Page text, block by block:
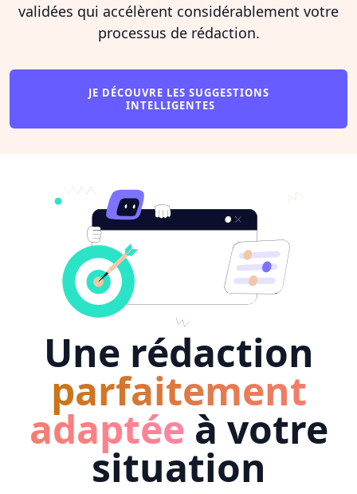
validées qui accélèrent considérablement votre
processus de rédaction.
JE DÉCOUVRE LES SUGGESTIONS
INTELLIGENTES
Une rédaction
parfaitement
adaptée à votre
situation